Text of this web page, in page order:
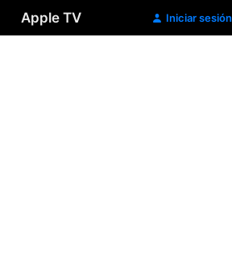
Apple TV Iniciar sesión